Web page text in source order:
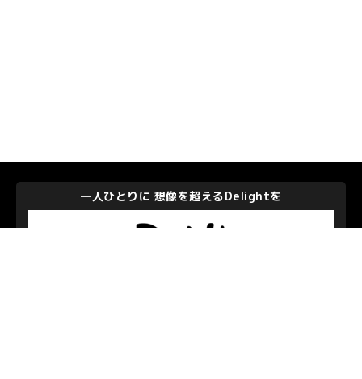
一人ひとりに 想像を超えるDelightを